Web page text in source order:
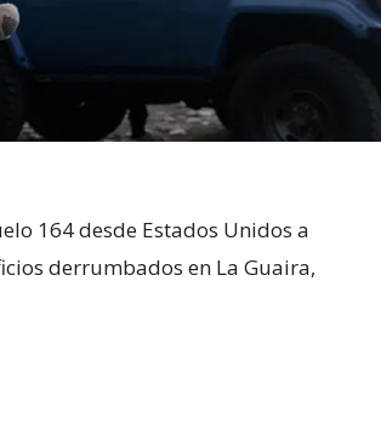
164 desde Estados Unidos a
derrumbados en La Guaira,